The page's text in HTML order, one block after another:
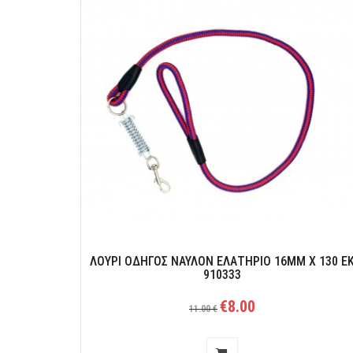
ΛΟΥΡΙ ΟΔΗΓΟΣ ΝΑΥΛΟΝ ΕΛΑΤΉΡΙΟ 16MM X 130
910333
11.00 € €8.00